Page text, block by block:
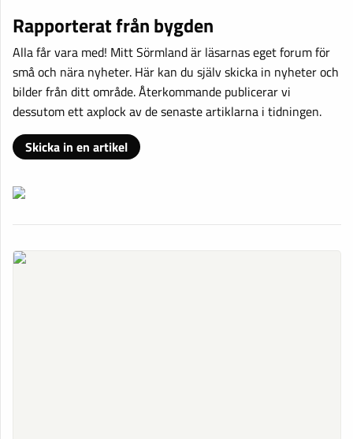
Rapporterat från bygden
Alla får vara med! Mitt Sörmland är läsarnas eget forum för
små och nära nyheter. Här kan du själv skicka in nyheter och
bilder från ditt område. Återkommande publicerar vi
dessutom ett axplock av de senaste artiklarna i tidningen.
Skicka in en artikel